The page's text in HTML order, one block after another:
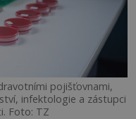
pojišťovnami,
infektologie a zástupci
Foto: TZ